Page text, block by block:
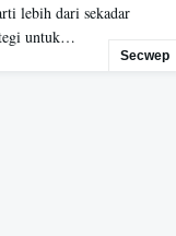
lebih dari sekadar
untuk…
Secwep